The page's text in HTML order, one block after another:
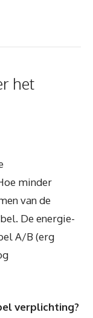
het
minder
van de
De energie-
A/B (erg
verplichting?